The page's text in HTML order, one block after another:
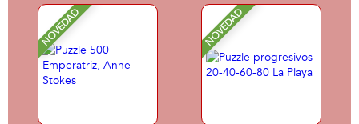
NOVEDAD NOVEDAD